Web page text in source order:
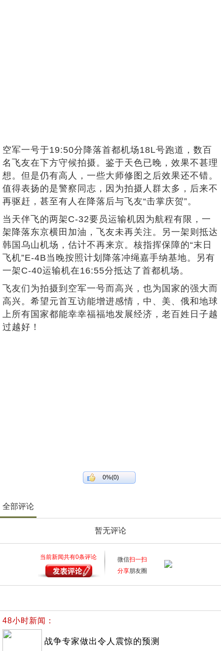
空军一号于19:50分降落首都机场18L号跑道，数百
名飞友在下方守候拍摄。鉴于天色已晚，效果不甚理
想。但是仍有高人，一些大师修图之后效果还不错。
值得表扬的是警察同志，因为拍摄人群太多，后来不
再驱赶，甚至有人在降落后与飞友“击掌庆贺”。
当天伴飞的两架C-32要员运输机因为航程有限，一
架降落东京横田加油，飞友未再关注。另一架则抵达
韩国乌山机场，估计不再来京。核指挥保障的“末日
飞机”E-4B当晚按照计划降落冲绳嘉手纳基地。另有
一架C-40运输机在16:55分抵达了首都机场。
飞友们为拍摄到空军一号而高兴，也为国家的强大而
高兴。希望元首互访能增进感情，中、美、俄和地球
上所有国家都能幸幸福福地发展经济，老百姓日子越
过越好！
0%(0)
全部评论
暂无评论
当前新闻共有0条评论 微信扫一扫
分享朋友圈
48小时新闻：
战争专家做出令人震惊的预测